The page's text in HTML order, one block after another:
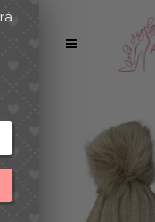
PÖRGESS ÉS